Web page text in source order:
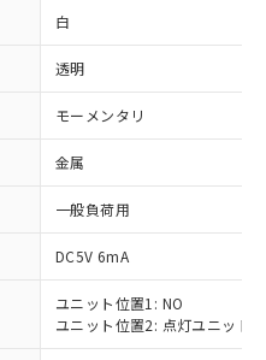
白
透明
モーメンタリ
金属
一般負荷用
DC5V 6mA
ユニット位置1: NO
ユニット位置2: 点灯ユニット